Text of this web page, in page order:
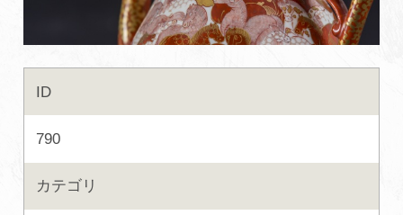
マイページ
加賀に泊まって！北陸巡り♪
ID
790
カテゴリ